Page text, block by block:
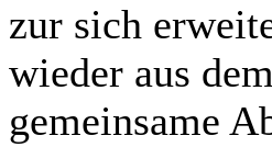
zur sich
wieder aus
gemeinsame